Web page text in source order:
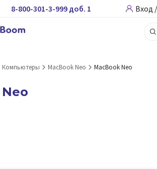
8-800-301-3-999 доб. 1 Вход
Компьютеры MacBook Neo MacBook Neo